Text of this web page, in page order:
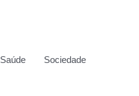
Saúde Sociedade